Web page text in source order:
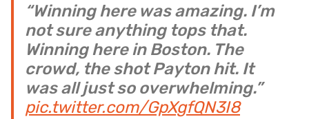
“Winning here was amazing. I’m
not sure anything tops that.
Winning here in Boston. The
crowd, the shot Payton hit. It
was all just so overwhelming.”
pic.twitter.com/GpXgfQN3I8